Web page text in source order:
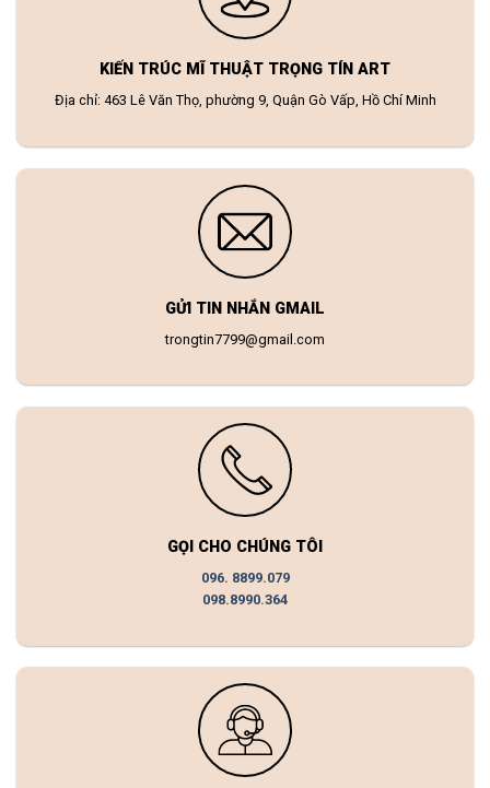
KIẾN TRÚC MĨ THUẬT TRỌNG TÍN ART
Địa chỉ: 463 Lê Văn Thọ, phường 9, Quận Gò Vấp, Hồ Chí Minh
GỬI TIN NHẮN GMAIL
trongtin7799@gmail.com
GỌI CHO CHÚNG TÔI
096. 8899.079
098.8990.364